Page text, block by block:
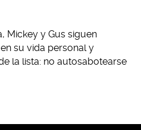
Mickey y Gus siguen
su vida personal y
la lista: no autosabotearse